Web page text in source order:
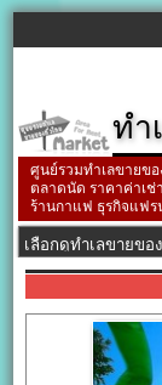
ทำ
ศูนย์รวมทำเลขายข
ตลาดนัด ราคาค่าเช่
ร้านกาแฟ ธุรกิจแฟร